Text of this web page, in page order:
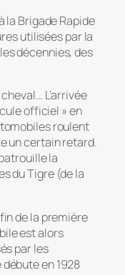
la Brigade Rapide
utilisées par la
décennies, des
L’arrivée
officiel » en
roulent
un certain retard.
la
du Tigre (de la
de la première
est alors
par les
en 1928